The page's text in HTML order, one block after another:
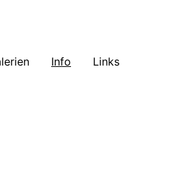
Info Links